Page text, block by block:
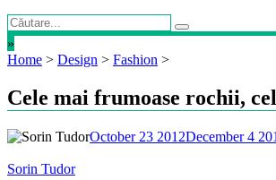
»
Home > Design > Fashion >
Cele mai frumoase rochii,
October 23 2012December 4
Sorin Tudor